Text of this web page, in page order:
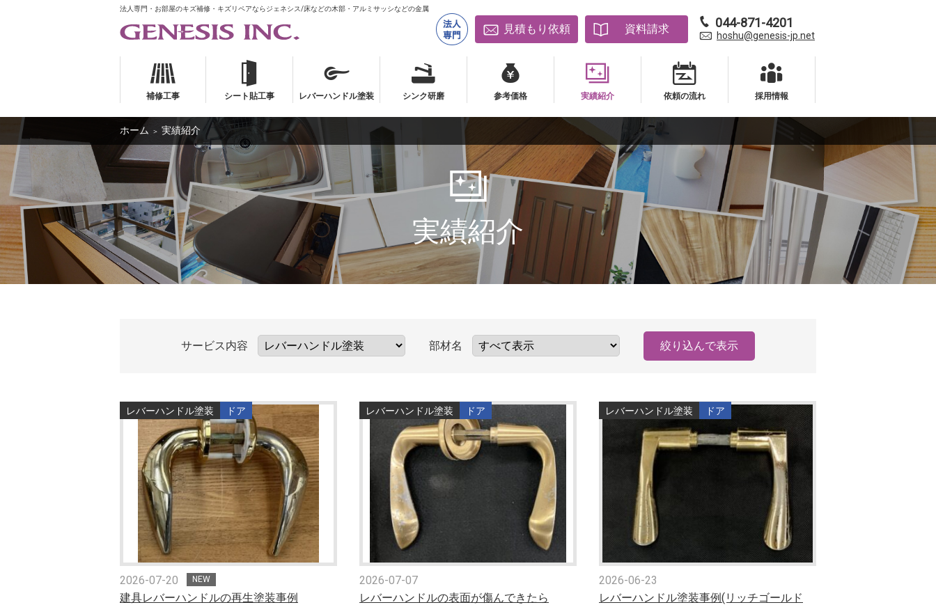
法人専門・お部屋のキズ補修・キズリペアならジェネシス/床などの木部・アルミサッシなどの金属
見積もり依頼 資料請求 044-871-4201
hoshu@genesis-jp.net
補修工事
補修工事
シート貼工事
シート貼工事
レバーハンドル塗装
レバーハンドル塗装
シンク研磨
シンク研磨
参考価格
参考価格
実績紹介
実績紹介
依頼の流れ
依頼の流れ
採用情報
採用情報
ホーム ＞ 実績紹介
実績紹介
サービス内容 部材名 絞り込んで表示
レバーハンドル塗装 ドア
2026-07-20 NEW
建具レバーハンドルの再生塗装事例
レバーハンドル塗装 ドア
2026-07-07
レバーハンドルの表面が傷んできたら
レバーハンドル塗装 ドア
2026-06-23
レバーハンドル塗装事例(リッチゴールド